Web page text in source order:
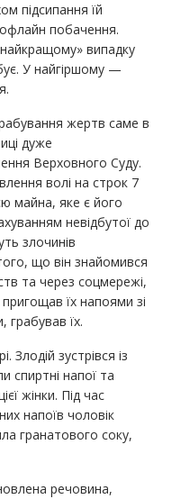
підсипання їй
побачення.
випадку
У найгіршому —
жертв саме в
дуже
Верховного Суду.
волі на строк 7
майна, яке є його
невідбутої до
злочинів
що він знайомився
та через соцмережі,
їх напоями зі
грабував їх.
Злодій зустрівся із
спиртні напої та
жінки. Під час
напоїв чоловік
гранатового соку,
речовина,